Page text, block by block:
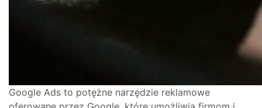
Google Ads to potężne narzędzie reklamowe